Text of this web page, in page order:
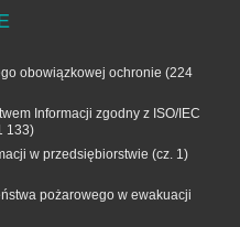
obowiązkowej ochronie (224
Informacji zgodny z ISO/IEC
133)
w przedsiębiorstwie (cz. 1)
pożarowego w ewakuacji